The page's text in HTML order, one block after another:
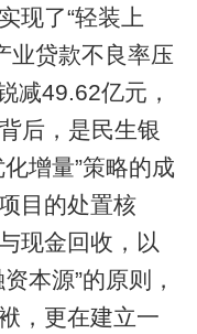
现了“轻装上
业贷款不良率压
减49.62亿元，
后，是民生银
增量”策略的成
目的处置核
现金回收，以
本源”的原则，
，更在建立一